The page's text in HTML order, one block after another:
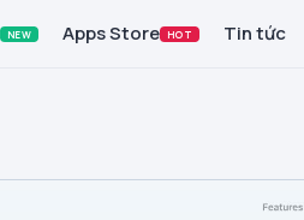
NEW Apps Store HOT Tin tức